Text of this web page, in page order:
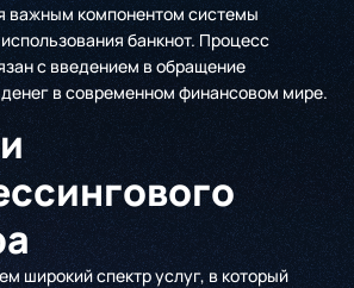
важным компонентом системы
банкнот. Процесс
с введением в обращение
в современном финансовом мире.
широкий спектр услуг, в который